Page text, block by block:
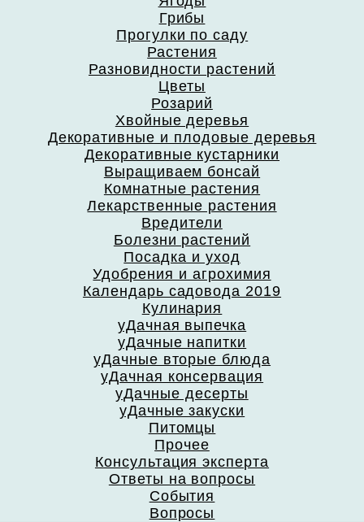
Грибы
Прогулки по саду
Растения
Разновидности растений
Цветы
Розарий
Хвойные деревья
Декоративные и плодовые деревья
Декоративные кустарники
Выращиваем бонсай
Комнатные растения
Лекарственные растения
Вредители
Болезни растений
Посадка и уход
Удобрения и агрохимия
Календарь садовода 2019
Кулинария
уДачная выпечка
уДачные напитки
уДачные вторые блюда
уДачная консервация
уДачные десерты
уДачные закуски
Питомцы
Прочее
Консультация эксперта
Ответы на вопросы
События
Вопросы